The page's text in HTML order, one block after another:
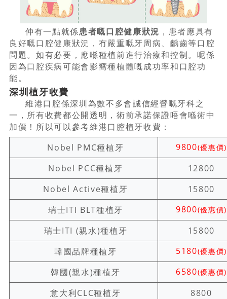
仲有一點就係患者嘅口腔健康狀況 ，患者應具有
良好嘅口腔健康狀況，冇嚴重嘅牙周病、齲齒等口腔
問題。如有必要，應喺種植前進行治療和控制。呢係
因為口腔疾病可能會影嚮種植體嘅成功率和口腔功
能。
深圳植牙收費
維港口腔係深圳為數不多會誠信經營嘅牙科之
一，所有收費都公開透明，術前承諾保證唔會喺術中
加價！所以可以參考維港口腔植牙收費：
Nobel PMC種植牙 9800(優惠價)
Nobel PCC種植牙
12800
Nobel Active種植牙
15800
瑞士ITI BLT種植牙
9800(優惠價)
瑞士ITI (親水)種植牙
15800
韓國品牌種植牙
5180(優惠價)
韓國(親水)種植牙 6580(優惠價)
意大利CLC種植牙
8800